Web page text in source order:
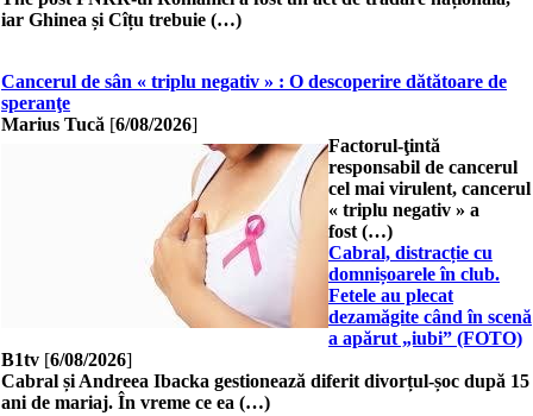
iar Ghinea și Cîțu trebuie (…)
Cancerul de sân « triplu negativ » : O descoperire dătătoare de
speranţe
Marius Tucă [6/08/2026]
Factorul-ţintă
responsabil de cancerul
cel mai virulent, cancerul
« triplu negativ » a
fost (…)
Cabral, distracție cu
domnișoarele în club.
Fetele au plecat
dezamăgite când în scenă
a apărut „iubi” (FOTO)
B1tv [6/08/2026]
Cabral și Andreea Ibacka gestionează diferit divorțul-șoc după 15
ani de mariaj. În vreme ce ea (…)